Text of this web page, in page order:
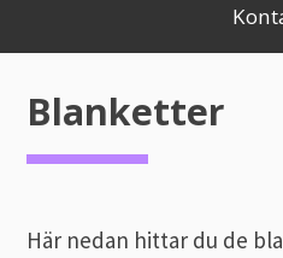
Blanketter
Här nedan hittar du de